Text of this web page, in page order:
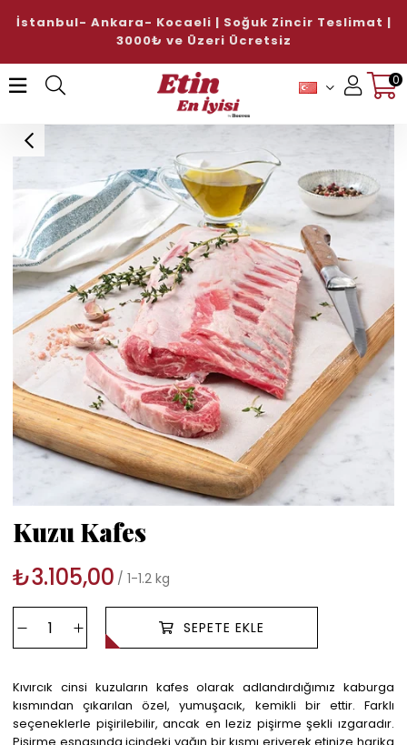
Doğal Sucuk ve Sosis Çeşitlerinde %15 İndirim
Hediye! ALışverişe Başlayın!
0
Kuzu Kafes
₺3.105,00 1-1.2 kg
Kıvırcık cinsi kuzuların kafes olarak adlandırdığımız kaburga
kısmından çıkarılan özel, yumuşacık, kemikli bir ettir. Farklı
seçeneklerle pişirilebilir, ancak en leziz pişirme şekli ızgaradır.